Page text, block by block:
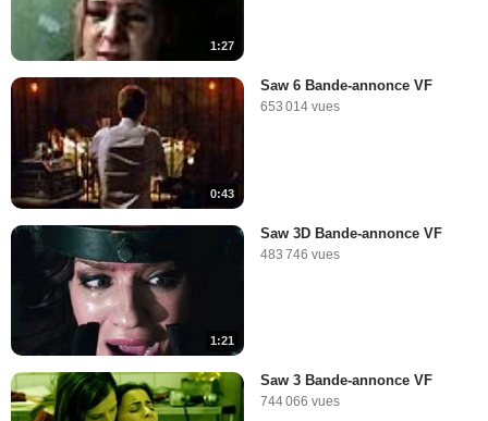
1:27
0:43
Saw 6 Bande-annonce VF
653 014 vues
1:21
Saw 3D Bande-annonce VF
483 746 vues
Saw 3 Bande-annonce VF
744 066 vues